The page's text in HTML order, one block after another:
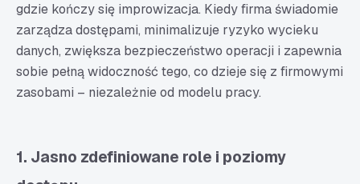
gdzie kończy się improwizacja. Kiedy firma świadomie
zarządza dostępami, minimalizuje ryzyko wycieku
danych, zwiększa bezpieczeństwo operacji i zapewnia
sobie pełną widoczność tego, co dzieje się z firmowymi
zasobami – niezależnie od modelu pracy.
1. Jasno zdefiniowane role i poziomy